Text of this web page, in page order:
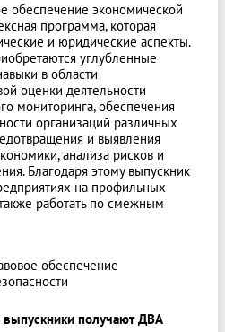
обеспечение экономической
программа, которая
и юридические аспекты.
углубленные
в области
оценки деятельности
мониторинга, обеспечения
организаций различных
и выявления
анализа рисков и
Благодаря этому выпускник
на профильных
работать по смежным
обеспечение
получают ДВА